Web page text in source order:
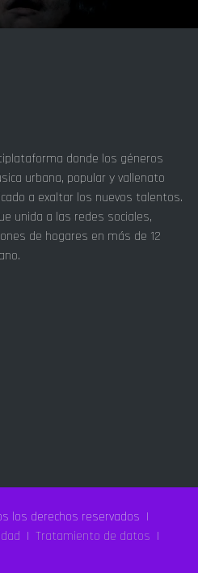
donde los géneros
urbana, popular y vallenato
a exaltar los nuevos talentos.
unida a las redes sociales,
de hogares en más de 12
los derechos reservados |
| Tratamiento de datos |